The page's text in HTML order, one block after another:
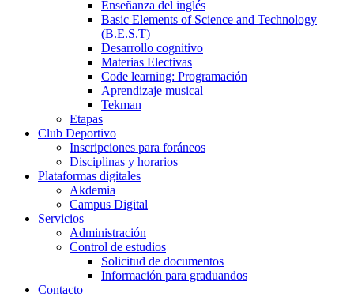
Enseñanza del inglés
Basic Elements of Science and Technology
(B.E.S.T)
Desarrollo cognitivo
Materias Electivas
Code learning: Programación
Aprendizaje musical
Tekman
Etapas
Club Deportivo
Inscripciones para foráneos
Disciplinas y horarios
Plataformas digitales
Akdemia
Campus Digital
Servicios
Administración
Control de estudios
Solicitud de documentos
Información para graduandos
Contacto